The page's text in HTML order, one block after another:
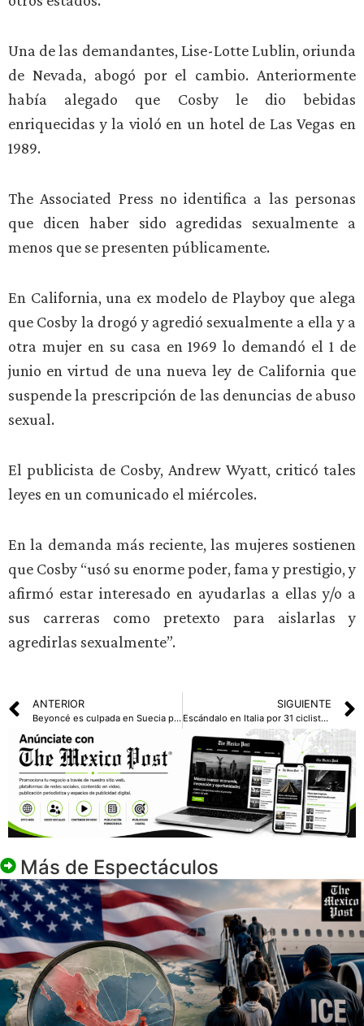
Una de las demandantes, Lise-Lotte Lublin, oriunda
de Nevada, abogó por el cambio. Anteriormente
había alegado que Cosby le dio bebidas
enriquecidas y la violó en un hotel de Las Vegas en
1989.
The Associated Press no identifica a las personas
que dicen haber sido agredidas sexualmente a
menos que se presenten públicamente.
En California, una ex modelo de Playboy que alega
que Cosby la drogó y agredió sexualmente a ella y a
otra mujer en su casa en 1969 lo demandó el 1 de
junio en virtud de una nueva ley de California que
suspende la prescripción de las denuncias de abuso
sexual.
El publicista de Cosby, Andrew Wyatt, criticó tales
leyes en un comunicado el miércoles.
En la demanda más reciente, las mujeres sostienen
que Cosby “usó su enorme poder, fama y prestigio, y
afirmó estar interesado en ayudarlas a ellas y/o a
sus carreras como pretexto para aislarlas y
agredirlas sexualmente”.
ANTERIOR
Beyoncé es culpada en Suecia por el aumento de la inflación
SIGUIENTE
Escándalo en Italia por 31 ciclistas filmados haciendo burda trampa durante el Giro Next-Gen
Más de Espectáculos